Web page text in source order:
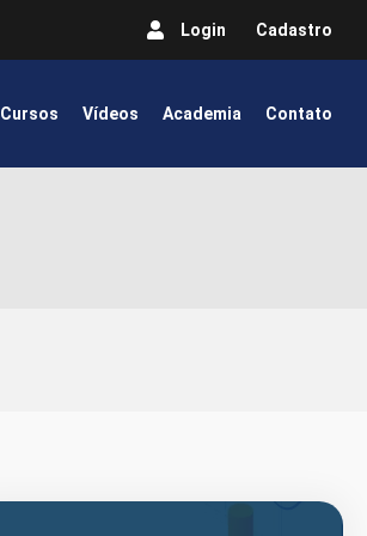
Login Cadastro
Cursos Vídeos Academia Contato